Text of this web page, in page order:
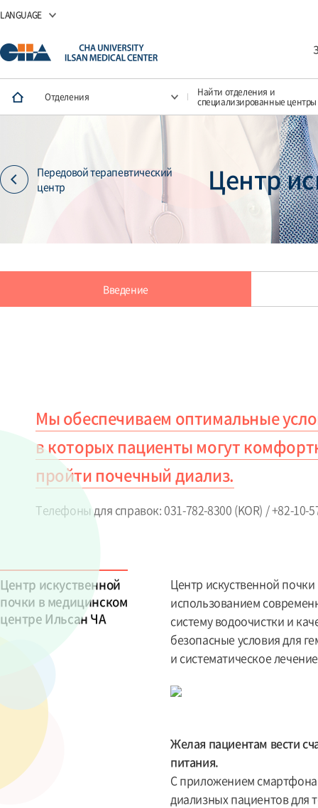
LANGUAGE
Отделения Найти отделения и
специализированные центры
Передовой терапевтический
центр
Центр
Введение
Мы обеспечиваем оптимальные
в которых пациенты могут
пройти почечный диализ.
Телефоны для справок: 031-782-8300 (KOR) / +82-10-
Центр искуственной
почки в медицинском
центре Ильсан ЧА
Центр искуственной
использованием
систему водоочистки и
безопасные условия для
и систематическое
Желая пациентам вести
питания.
С приложением
диализных пациентов для